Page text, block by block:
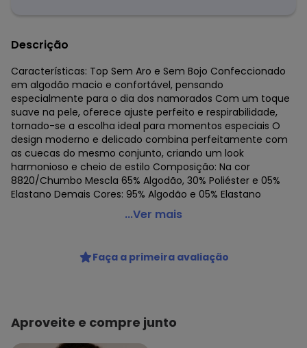
Descrição
Características: Top Sem Aro e Sem Bojo Confeccionado
em algodão macio e confortável, pensando
especialmente para o dia dos namorados Com um toque
suave na pele, oferece ajuste perfeito e respirabilidade,
tornado-se a escolha ideal para momentos especiais O
design moderno e delicado combina perfeitamente com
as cuecas do mesmo conjunto, criando um look
harmonioso e cheio de estilo Composição: Na cor
8820/Chumbo Mescla 65% Algodão, 30% Poliéster e 05%
Elastano Demais Cores: 95% Algodão e 05% Elastano
Lupo - Top sem Aro e sem Bojo Loba 43027-001
Colecao : LOBA LINGERIE
...Ver mais
Faça a primeira avaliação
Aproveite e compre junto